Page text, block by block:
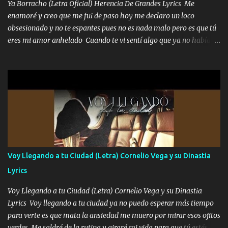
que estaban muy raros me gritaba a donde tienes el clavo Yo me
enfiesto me gusta vivir en grande más me cuido me gusta ser
responsable hay rateros envidiosos que no falten mi dios es grande
me cuida de las maldades Pa el equipo aquí le mando un abrazo
Ya Borracho (Letra Oficial) Herencia De Grandes Lyrics Me
enamoré y creo que me fui de paso hoy me declaro un loco
obsesionado y no te espantes pues no es nada malo pero es que tú
eres mi amor anhelado Cuando te vi sentí algo que ya no había
cariño de mi alma Que pa febrero vendré frente a ti con mis
preguntas y digas que sí hacernos novios y verte feliz y muy
contenta como yo por ti Música Pregúntame qué es lo que me
enamora pa describirte unas cuantas horas también pregunta que
quiero contigo que seas dichosa al estar conmigo Y ya borracho
contéstame la llamada pa dedicarte unas bonitas palabras así
borracho me animo a decirte todo y puedo describirlo mucho que
me encantes Decirte que me siento muy feliz y emocionado por
tenerte aquí espero que quiera...
Voy Llegando a tu Ciudad (Letra) Cornelio Vega y su Dinastia
Lyrics
Voy Llegando a tu Ciudad (Letra) Cornelio Vega y su Dinastia
Lyrics Voy llegando a tu ciudad ya no puedo esperar más tiempo
para verte es que mata la ansiedad me muero por mirar esos ojitos